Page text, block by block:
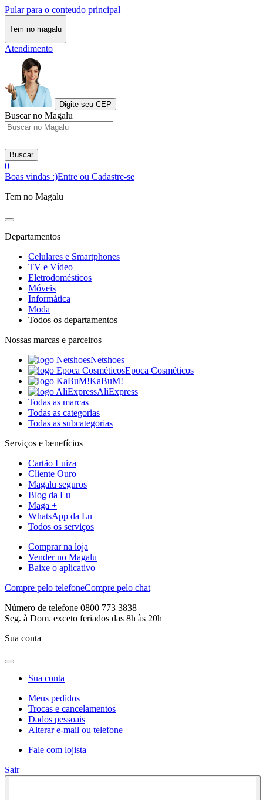
Pular para o conteudo principal
Tem no magalu
Atendimento
Digite seu CEP
Buscar no Magalu
Buscar
0
Boas vindas :)Entre ou Cadastre-se
Tem no Magalu
Departamentos
Celulares e Smartphones
TV e Vídeo
Eletrodomésticos
Móveis
Informática
Moda
Todos os departamentos
Nossas marcas e parceiros
Netshoes
Epoca Cosméticos
KaBuM!
AliExpress
Todas as marcas
Todas as categorias
Todas as subcategorias
Serviços e benefícios
Cartão Luiza
Cliente Ouro
Magalu seguros
Blog da Lu
Maga +
WhatsApp da Lu
Todos os serviços
Comprar na loja
Vender no Magalu
Baixe o aplicativo
Compre pelo telefoneCompre pelo chat
Número de telefone 0800 773 3838
Seg. à Dom. exceto feriados das 8h às 20h
Sua conta
Sua conta
Meus pedidos
Trocas e cancelamentos
Dados pessoais
Alterar e-mail ou telefone
Fale com lojista
Sair